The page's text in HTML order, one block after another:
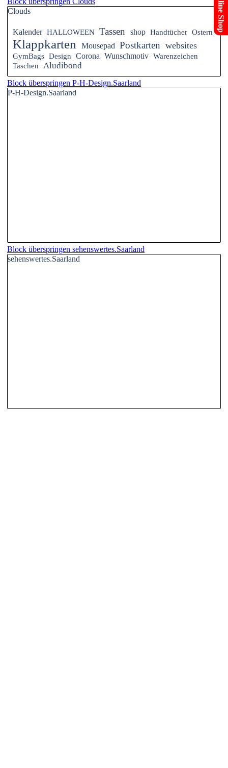
Online Shop
Clouds
Kalender HALLOWEEN Tassen shop Handtücher Ostern
Klappkarten Mousepad Postkarten websites
GymBags Design Corona Wunschmotiv Warenzeichen
Taschen Aludibond
Block überspringen P-H-Design.Saarland
P-H-Design.Saarland
Block überspringen sehenswertes.Saarland
sehenswertes.Saarland